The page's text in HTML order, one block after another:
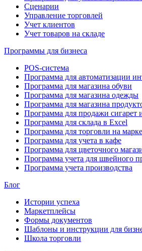
Сценарии
Управление торговлей
Учет клиентов
Учет товаров на складе
Программы для бизнеса
POS-система
Программа для автоматизации
Программа для магазина обуви
Программа для магазина одежды
Программа для магазина
Программа для продажи сигарет
Программа для склада в Excel
Программа для торговли на
Программа для учета в кафе
Программа для цветочного
Программа учета для швейного
Программа учета производства
Блог
Истории успеха
Маркетплейсы
Формы документов
Шаблоны и инструкции для
Школа торговли